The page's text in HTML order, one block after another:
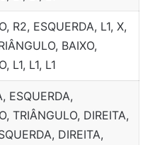
R2, ESQUERDA, L1, X,
BAIXO,
L1, L1, L1
ESQUERDA,
TRIÂNGULO, DIREITA,
DIREITA,